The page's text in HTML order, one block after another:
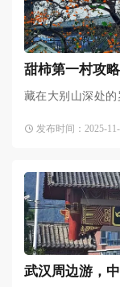
甜柿第一村攻
藏在大别山深处
年的古树连片成林
发布时间：2025-
武汉周边游，